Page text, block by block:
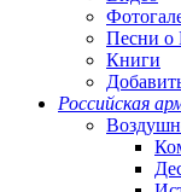
Песни
Книги
Российская